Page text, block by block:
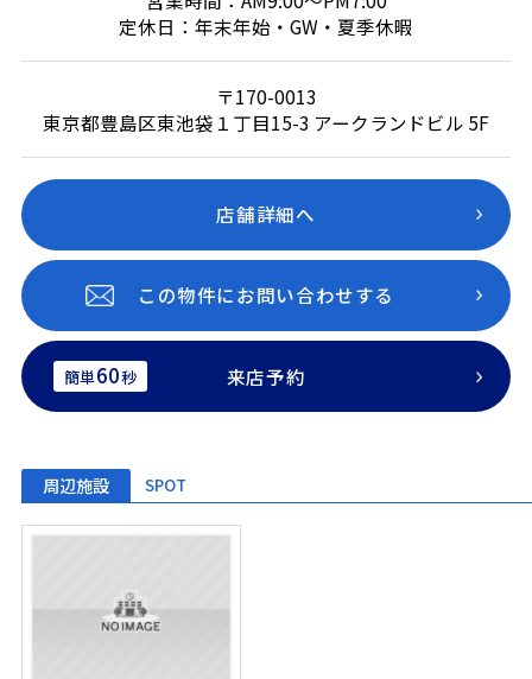
定休日：年末年始・GW・夏季休暇
〒170-0013
東京都豊島区東池袋１丁目15-3 アークランドビル 5F
店舗詳細へ
この物件にお問い合わせする
簡単60秒 来店予約
周辺施設 SPOT